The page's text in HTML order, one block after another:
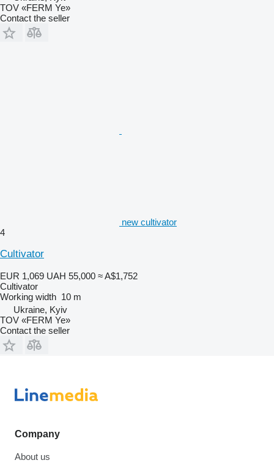
TOV «FERM Ye»
Contact the seller
new cultivator
4
Cultivator
EUR 1,069 UAH 55,000 ≈ A$1,752
Cultivator
Working width 10 m
Ukraine, Kyiv
TOV «FERM Ye»
Contact the seller
Company
About us